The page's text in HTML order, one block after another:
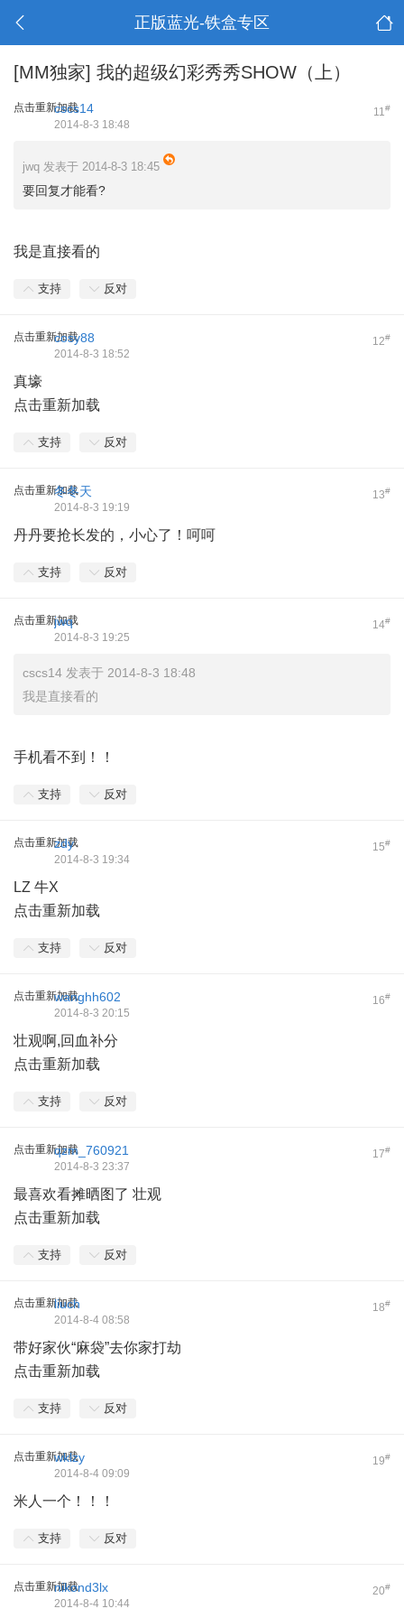
正版蓝光-铁盒专区
[MM独家] 我的超级幻彩秀秀SHOW（上）
点击重新加载 11#
cscs14
2014-8-3 18:48
jwq 发表于 2014-8-3 18:45
要回复才能看?
我是直接看的
支持 反对
点击重新加载 12#
cosy88
2014-8-3 18:52
真壕
点击重新加载
支持 反对
点击重新加载 13#
冬冬天
2014-8-3 19:19
丹丹要抢长发的，小心了！呵呵
支持 反对
点击重新加载 14#
jwq
2014-8-3 19:25
cscs14 发表于 2014-8-3 18:48
我是直接看的
手机看不到！！
支持 反对
点击重新加载 15#
zdy
2014-8-3 19:34
LZ 牛X
点击重新加载
支持 反对
点击重新加载 16#
wanghh602
2014-8-3 20:15
壮观啊,回血补分
点击重新加载
支持 反对
点击重新加载 17#
qzm_760921
2014-8-3 23:37
最喜欢看摊晒图了 壮观
点击重新加载
支持 反对
点击重新加载 18#
liuch
2014-8-4 08:58
带好家伙“麻袋”去你家打劫
点击重新加载
支持 反对
点击重新加载 19#
wklzy
2014-8-4 09:09
米人一个！！！
支持 反对
点击重新加载 20#
nikond3lx
2014-8-4 10:44